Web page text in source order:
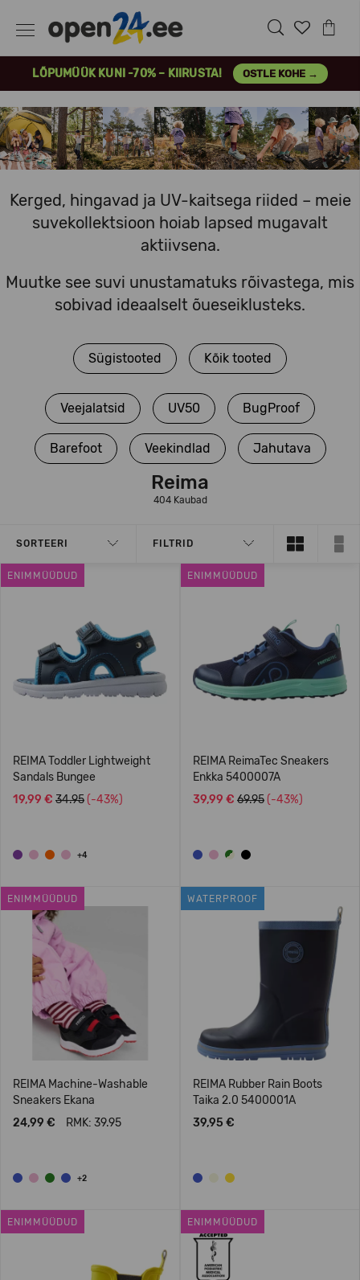
LÕPUMÜÜK KUNI -70% – KIIRUSTA! OSTLE KOHE →
Kerged, hingavad ja UV-kaitsega riided – meie
suvekollektsioon hoiab lapsed mugavalt
aktiivsena.
Muutke see suvi unustamatuks rõivastega, mis
sobivad ideaalselt õueseiklusteks.
Sügistooted Kõik tooted
Veejalatsid UV50 BugProof
Barefoot Veekindlad Jahutava
Reima
404 Kaubad
SORTEERI FILTRID
ENIMMÜÜDUD
REIMA Toddler Lightweight
Sandals Bungee
19,99 € 34.95 (-43%)
+4
ENIMMÜÜDUD
REIMA ReimaTec Sneakers
Enkka 5400007A
39,99 € 69.95 (-43%)
ENIMMÜÜDUD
REIMA Machine-Washable
Sneakers Ekana
24,99 €
RMK: 39.95
+2
WATERPROOF
REIMA Rubber Rain Boots
Taika 2.0 5400001A
39,95 €
ENIMMÜÜDUD ENIMMÜÜDUD